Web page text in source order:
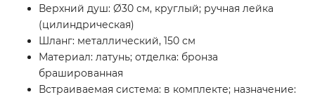
Верхний душ: Ø30 см, круглый; ручная лейка
(цилиндрическая)
Шланг: металлический, 150 см
Материал: латунь; отделка: бронза
брашированная
Встраиваемая система: в комплекте; назначение: